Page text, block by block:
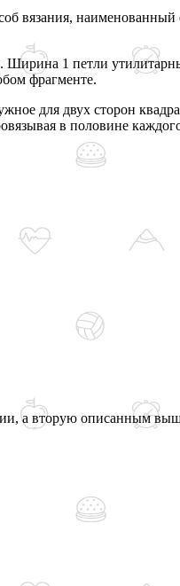
вязания,
Ширина 1 петли
фрагменте.
для двух сторон
в половине
а вторую описанным